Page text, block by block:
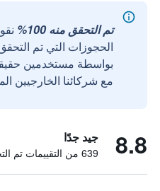
تم التحقق منه 100%
الحجوزات التي تم
مع شركائنا الخارجيين
8.8 جيد جدًا
639 من التقييمات تم التحقق منها